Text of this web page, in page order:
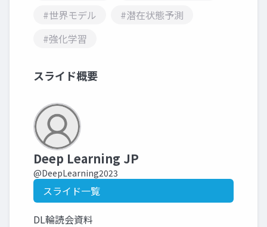
#世界モデル
#潜在状態予測
#強化学習
スライド概要
Deep Learning JP
@DeepLearning2023
スライド一覧
DL輪読会資料